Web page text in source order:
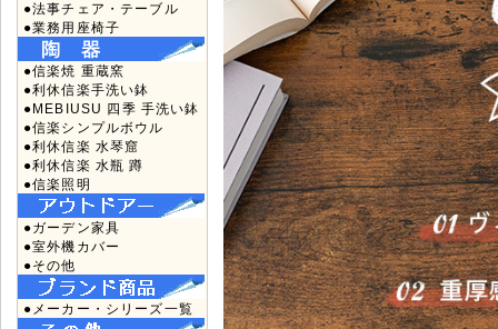
●法事チェア・テーブル
●業務用座椅子
●信楽焼 重蔵窯
●利休信楽手洗い鉢
●MEBIUSU 四季 手洗い鉢
●信楽シンプルボウル
●利休信楽 水琴窟
●利休信楽 水瓶 蹲
●信楽照明
●ガーデン家具
●室外機カバー
●その他
●メーカー・シリーズ一覧